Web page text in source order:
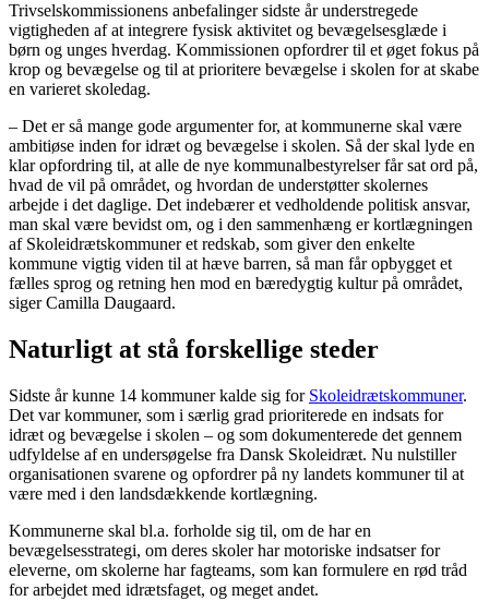
Trivselskommissionens anbefalinger sidste år understregede
vigtigheden af at integrere fysisk aktivitet og bevægelsesglæde i
børn og unges hverdag. Kommissionen opfordrer til et øget fokus på
krop og bevægelse og til at prioritere bevægelse i skolen for at skabe
en varieret skoledag.
– Det er så mange gode argumenter for, at kommunerne skal være
ambitiøse inden for idræt og bevægelse i skolen. Så der skal lyde en
klar opfordring til, at alle de nye kommunalbestyrelser får sat ord på,
hvad de vil på området, og hvordan de understøtter skolernes
arbejde i det daglige. Det indebærer et vedholdende politisk ansvar,
man skal være bevidst om, og i den sammenhæng er kortlægningen
af Skoleidrætskommuner et redskab, som giver den enkelte
kommune vigtig viden til at hæve barren, så man får opbygget et
fælles sprog og retning hen mod en bæredygtig kultur på området,
siger Camilla Daugaard.
Naturligt at stå forskellige steder
Sidste år kunne 14 kommuner kalde sig for Skoleidrætskommuner.
Det var kommuner, som i særlig grad prioriterede en indsats for
idræt og bevægelse i skolen – og som dokumenterede det gennem
udfyldelse af en undersøgelse fra Dansk Skoleidræt. Nu nulstiller
organisationen svarene og opfordrer på ny landets kommuner til at
være med i den landsdækkende kortlægning.
Kommunerne skal bl.a. forholde sig til, om de har en
bevægelsesstrategi, om deres skoler har motoriske indsatser for
eleverne, om skolerne har fagteams, som kan formulere en rød tråd
for arbejdet med idrætsfaget, og meget andet.